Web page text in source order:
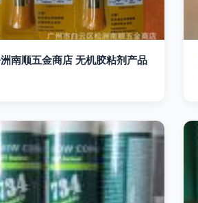
南顺五金商店 无机胶粘剂产品